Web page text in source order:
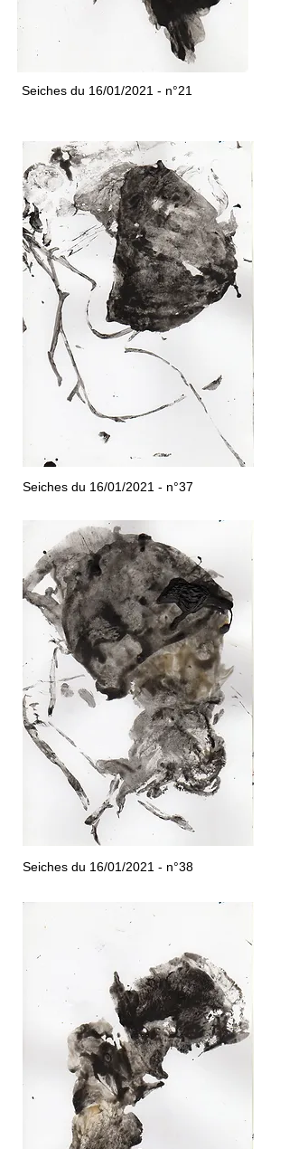
Seiches du 16/01/2021 - n°21
Seiches du 16/01/2021 - n°37
Seiches du 16/01/2021 - n°38